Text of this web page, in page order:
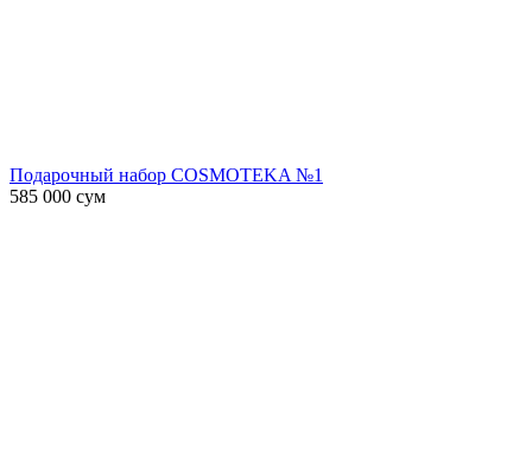
Подарочный набор COSMOTEKA №1
585 000 сум